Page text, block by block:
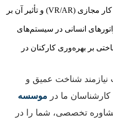
ارزیابی ارگونومیکی محیط کار مجازی (VR/AR) و تأثیر آن بر
انسانی در سیستم‌های
بر بهره‌وری کارکنان در
نیازمند شناخت عمیق و
ما در موسسه
مشاوره تخصصی، شما را در